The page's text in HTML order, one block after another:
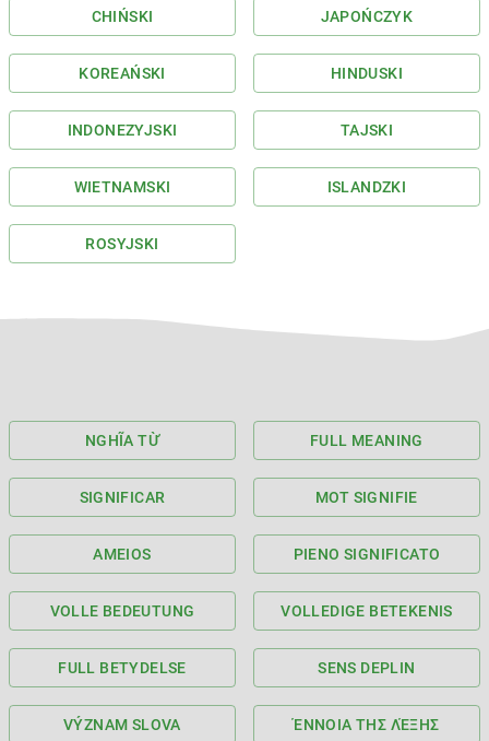
CHIŃSKI JAPOŃCZYK
KOREAŃSKI HINDUSKI
INDONEZYJSKI TAJSKI
WIETNAMSKI ISLANDZKI
ROSYJSKI
NGHĨA TỪ FULL MEANING
SIGNIFICAR MOT SIGNIFIE
AMEIOS PIENO SIGNIFICATO
VOLLE BEDEUTUNG VOLLEDIGE BETEKENIS
FULL BETYDELSE SENS DEPLIN
VÝZNAM SLOVA ΈΝΝΟΙΑ ΤΗΣ ΛΈΞΗΣ